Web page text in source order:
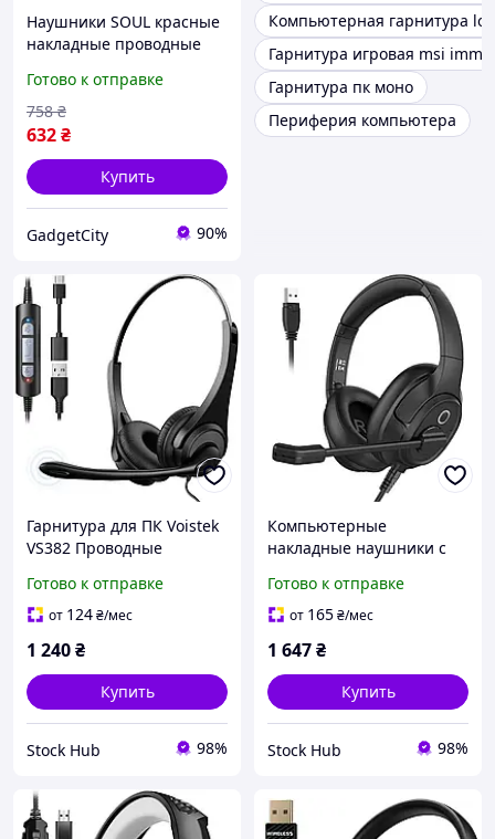
Наушники SOUL красные
накладные проводные
микрофоном, Проводная
геймерская гарнитура
для компьютера
Готово к отправке
632₴
758 ₴
Купить
GadgetCity 90%
Компьютерная гарнитура
Гарнитура игровая msi
Гарнитура пк моно
Периферия компьютера
Гарнитура для ПК Voistek
VS382 Проводные
микрофоном для
компьютера
Готово к отправке
от 124₴/мес
1 240₴
Купить
Stock Hub 98%
Компьютерные
накладные наушники с
EKSA H2
Готово к отправке
от 165₴/мес
1 647₴
Купить
Stock Hub 98%